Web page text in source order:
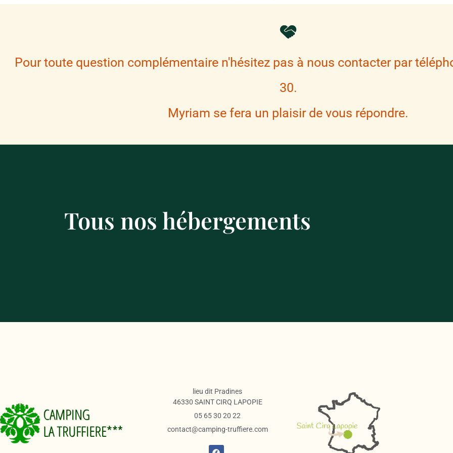
Pour toute question complémentaire n'hésitez pas à nous contacter par
30.
Myriam se fera un plaisir de vous répondre.
Tous nos hébergements
lieu dit Pradines
46330 SAINT CIRQ LAPOPIE
05 65 30 20 22
contact@camping-truffiere.com